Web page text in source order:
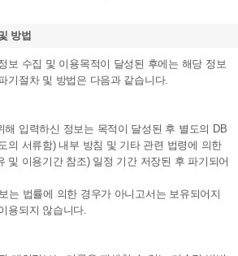
방법
보 수집 및 이용목적이 달성된 후에는 해당 정보
기절차 및 방법은 다음과 같습니다.
해 입력하신 정보는 목적이 달성된 후 별도의 DB
의 서류함) 내부 방침 및 기타 관련 법령에 의한
및 이용기간 참조) 일정 기간 저장된 후 파기되어
는 법률에 의한 경우가 아니고서는 보유되어지
용되지 않습니다.